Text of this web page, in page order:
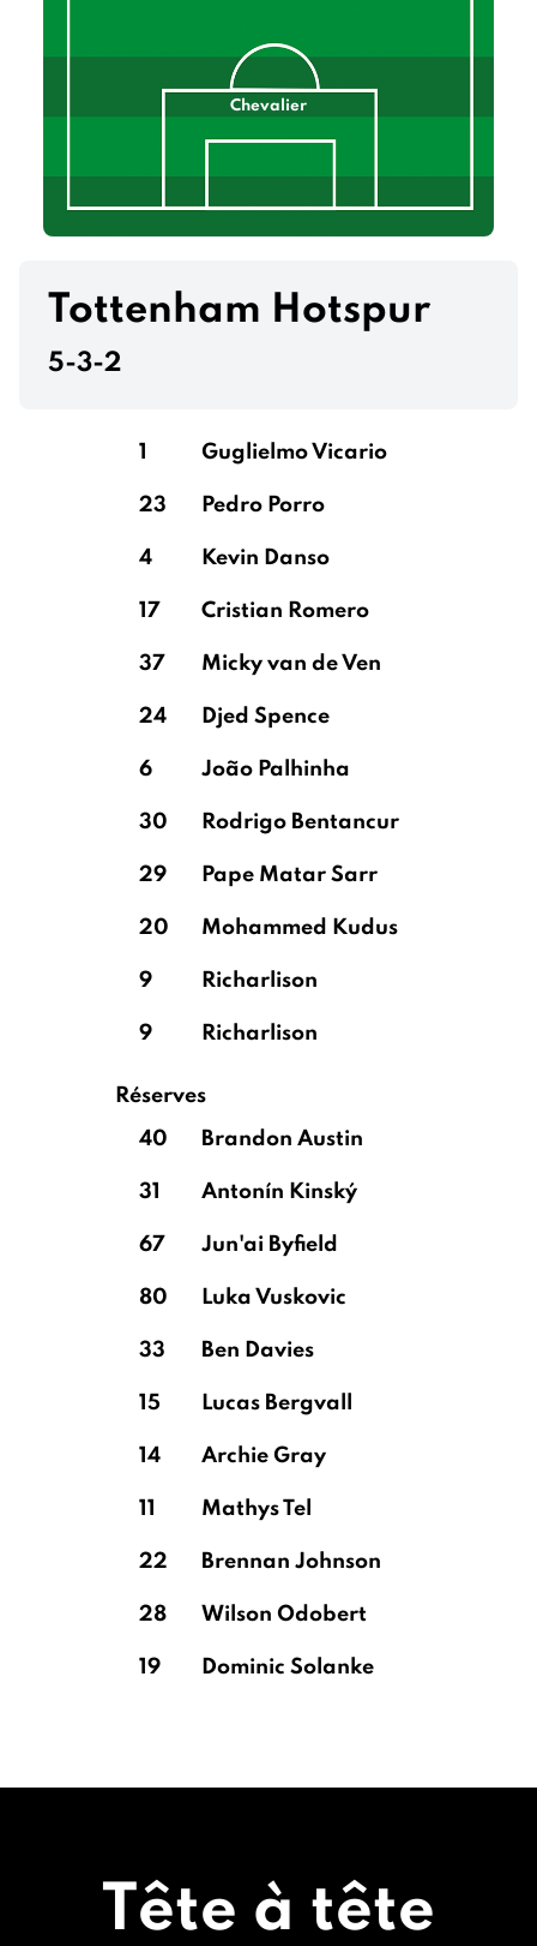
Chevalier
Tottenham Hotspur
5-3-2
1 Guglielmo Vicario
23 Pedro Porro
4 Kevin Danso
17 Cristian Romero
37 Micky van de Ven
24 Djed Spence
6 João Palhinha
30 Rodrigo Bentancur
29 Pape Matar Sarr
20 Mohammed Kudus
9 Richarlison
9 Richarlison
Réserves
40
Brandon Austin
31 Antonín Kinský
67 Jun'ai Byfield
80 Luka Vuskovic
33 Ben Davies
15 Lucas Bergvall
14 Archie Gray
11 Mathys Tel
22 Brennan Johnson
28 Wilson Odobert
19 Dominic Solanke
Tête à tête